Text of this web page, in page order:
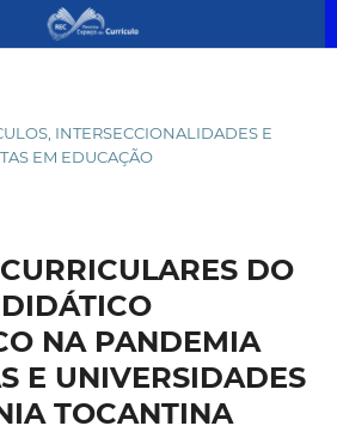
INTERSECCIONALIDADES E
EM EDUCAÇÃO
DO
NA PANDEMIA
E UNIVERSIDADES
TOCANTINA